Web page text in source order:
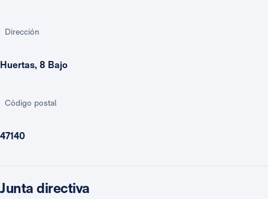
Dirección
Huertas, 8 Bajo
Código postal
47140
Junta directiva